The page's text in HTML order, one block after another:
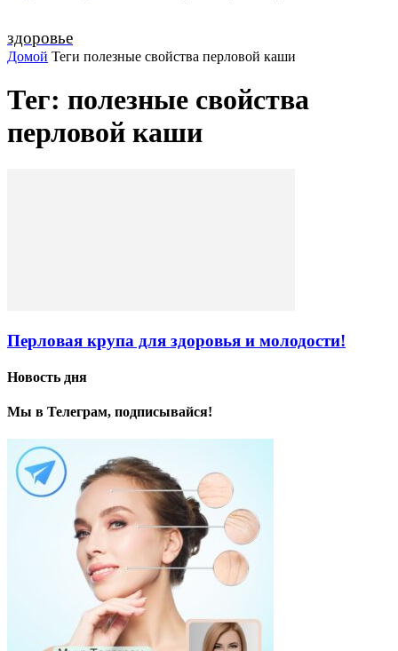
здоровье
Домой Теги полезные свойства перловой каши
Тег: полезные свойства
перловой каши
Перловая крупа для здоровья и молодости!
Новость дня
Мы в Телеграм, подписывайся!